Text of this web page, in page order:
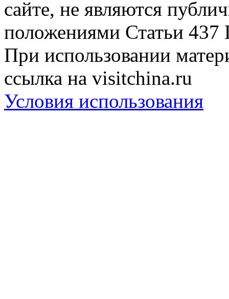
сайте, не являются
положениями Статьи 437
При использовании
ссылка на visitchina.ru
Условия использования